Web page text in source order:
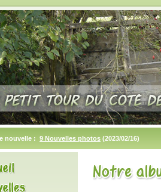
nouvelle : 9 Nouvelles photos (2023/02/16)